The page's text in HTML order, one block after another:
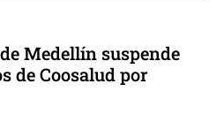
Medellín suspende
de Coosalud por